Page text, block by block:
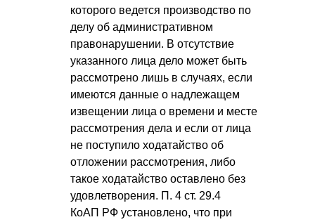
которого ведется производство по
делу об административном
правонарушении. В отсутствие
указанного лица дело может быть
рассмотрено лишь в случаях, если
имеются данные о надлежащем
извещении лица о времени и месте
рассмотрения дела и если от лица
не поступило ходатайство об
отложении рассмотрения, либо
такое ходатайство оставлено без
удовлетворения. П. 4 ст. 29.4
КоАП РФ установлено, что при